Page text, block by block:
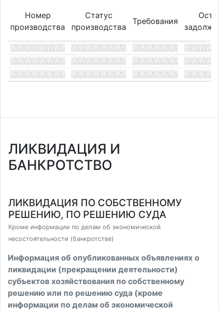
Номер
производства
Статус
производства
Требования
ЛИКВИДАЦИЯ И
БАНКРОТСТВО
ЛИКВИДАЦИЯ ПО СОБСТВЕННОМУ
РЕШЕНИЮ, ПО РЕШЕНИЮ СУДА
Кроме информации по делам об экономической
несостоятельности (банкротстве)
Информация об опубликованных объявлениях о
ликвидации (прекращении деятельности)
субъектов хозяйствования по собственному
решению или по решению суда (кроме
информации по делам об экономической